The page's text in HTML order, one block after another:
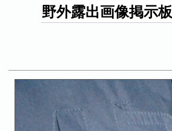
野外露出画像掲示板